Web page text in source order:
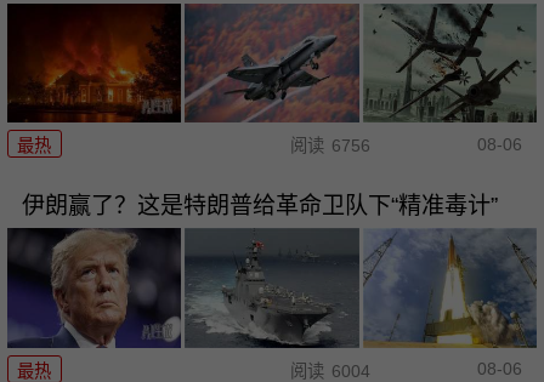
最热 阅读 6756 08-06
伊朗赢了？这是特朗普给革命卫队下“精准毒计”
最热 阅读 6004 08-06